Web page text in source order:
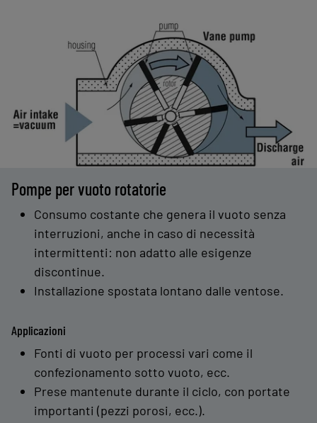
Pompe per vuoto rotatorie
Consumo costante che genera il vuoto senza
interruzioni, anche in caso di necessità
intermittenti: non adatto alle esigenze
discontinue.
Installazione spostata lontano dalle ventose.
Applicazioni
Fonti di vuoto per processi vari come il
confezionamento sotto vuoto, ecc.
Prese mantenute durante il ciclo, con portate
importanti (pezzi porosi, ecc.).